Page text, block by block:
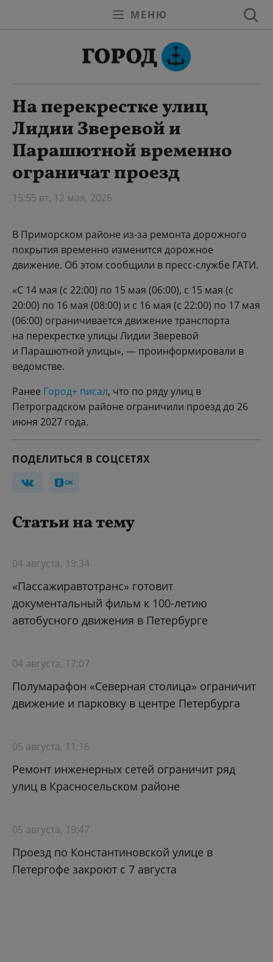
МЕНЮ
На перекрестке улиц
Лидии Зверевой и
Парашютной временно
ограничат проезд
15:55 вт, 12 мая, 2026
В Приморском районе из-за ремонта дорожного
покрытия временно изменится дорожное
движение. Об этом сообщили в пресс-службе ГАТИ.
«С 14 мая (с 22:00) по 15 мая (06:00), с 15 мая (с
20:00) по 16 мая (08:00) и с 16 мая (с 22:00) по 17 мая
(06:00) ограничивается движение транспорта
на перекрестке улицы Лидии Зверевой
и Парашютной улицы», — проинформировали в
ведомстве.
Ранее Город+ писал, что по ряду улиц в
Петроградском районе ограничили проезд до 26
июня 2027 года.
ПОДЕЛИТЬСЯ В СОЦСЕТЯХ
Статьи на тему
04 августа, 19:34
«Пассажиравтотранс» готовит
документальный фильм к 100-летию
автобусного движения в Петербурге
04 августа, 17:07
Полумарафон «Северная столица» ограничит
движение и парковку в центре Петербурга
05 августа, 11:16
Ремонт инженерных сетей ограничит ряд
улиц в Красносельском районе
05 августа, 19:47
Проезд по Константиновской улице в
Петергофе закроют с 7 августа